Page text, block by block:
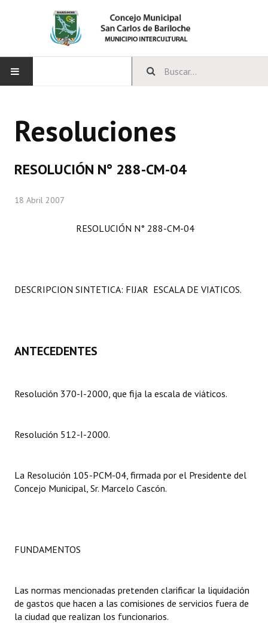
CONCEJO
Comisiones Especiales
Digesto
DOCUMENTOS
Informes de Unidad Coordinadora
Resoluciones
RESOLUCIÓN N° 288-CM-04
18 Abril 2007
RESOLUCIÓN N° 288-CM-04
DESCRIPCION SINTETICA: FIJAR ESCALA DE VIATICOS.
ANTECEDENTES
Resolución 370-I-2000, que fija la escala de viáticos.
Resolución 512-I-2000.
La Resolución 105-PCM-04, firmada por el Presidente del
Concejo Municipal, Sr. Marcelo Cascón.
FUNDAMENTOS
Las normas mencionadas pretenden clarificar la liquidación
de gastos que hacen a las comisiones de servicios fuera de
la ciudad que realizan los funcionarios.